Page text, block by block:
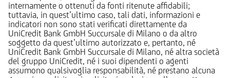
internamente o ottenuti da fonti ritenute affidabili;
tuttavia, in quest’ultimo caso, tali dati, informazioni e
indicatori non sono stati verificati direttamente da
UniCredit Bank GmbH Succursale di Milano o da altro
soggetto da quest’ultimo autorizzato e, pertanto, né
UniCredit Bank GmbH Succursale di Milano, né altra società
del gruppo UniCredit, né i suoi dipendenti o agenti
assumono qualsivoglia responsabilità, né prestano alcuna